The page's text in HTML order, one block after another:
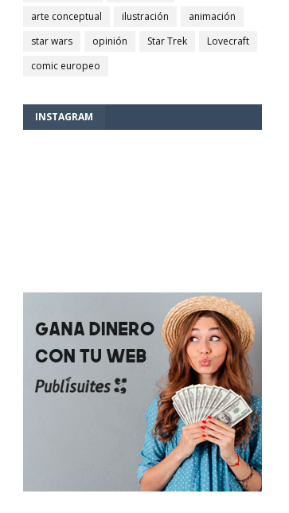
arte conceptual
ilustración
animación
star wars
opinión Star Trek
Lovecraft
comic europeo
INSTAGRAM